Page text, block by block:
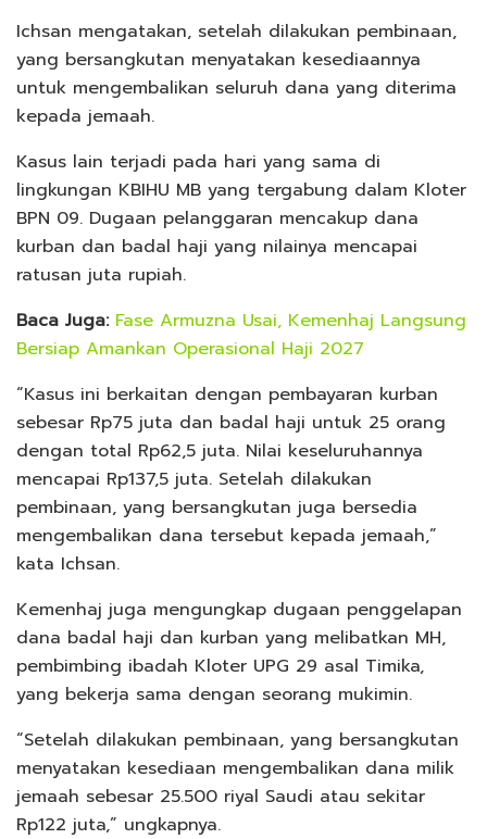
Ichsan mengatakan, setelah dilakukan pembinaan,
yang bersangkutan menyatakan kesediaannya
untuk mengembalikan seluruh dana yang diterima
kepada jemaah.
Kasus lain terjadi pada hari yang sama di
lingkungan KBIHU MB yang tergabung dalam Kloter
BPN 09. Dugaan pelanggaran mencakup dana
kurban dan badal haji yang nilainya mencapai
ratusan juta rupiah.
Baca Juga: Fase Armuzna Usai, Kemenhaj Langsung
Bersiap Amankan Operasional Haji 2027
“Kasus ini berkaitan dengan pembayaran kurban
sebesar Rp75 juta dan badal haji untuk 25 orang
dengan total Rp62,5 juta. Nilai keseluruhannya
mencapai Rp137,5 juta. Setelah dilakukan
pembinaan, yang bersangkutan juga bersedia
mengembalikan dana tersebut kepada jemaah,”
kata Ichsan.
Kemenhaj juga mengungkap dugaan penggelapan
dana badal haji dan kurban yang melibatkan MH,
pembimbing ibadah Kloter UPG 29 asal Timika,
yang bekerja sama dengan seorang mukimin.
“Setelah dilakukan pembinaan, yang bersangkutan
menyatakan kesediaan mengembalikan dana milik
jemaah sebesar 25.500 riyal Saudi atau sekitar
Rp122 juta,” ungkapnya.